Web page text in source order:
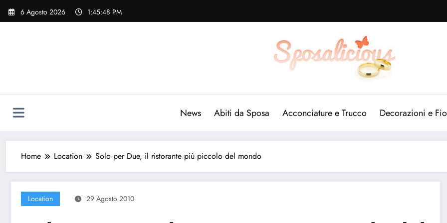
Vai
6 Agosto 2026 1:45:49 PM
News Abiti da Sposa Acconciature e Trucco Decorazioni e
Home Location Solo per Due, il ristorante più piccolo del mondo
Location 29 Agosto 2010